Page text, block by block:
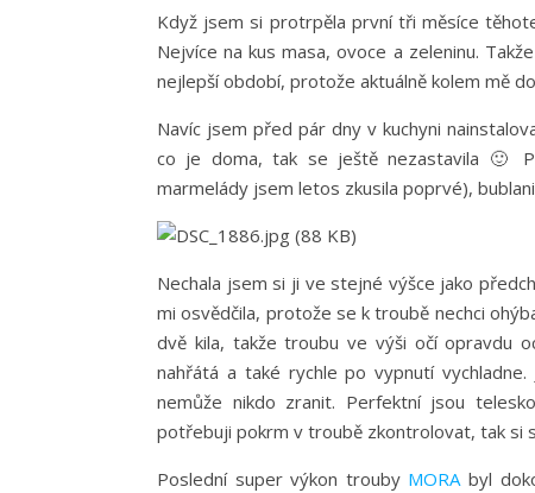
Když jsem si protrpěla první tři měsíce
Nejvíce na kus masa, ovoce a zeleninu.
nejlepší období, protože aktuálně kolem mě
Navíc jsem před pár dny v kuchyni
co je doma, tak se ještě nezastavila 🙂
marmelády jsem letos zkusila poprvé),
Nechala jsem si ji ve stejné výšce jako
mi osvědčila, protože se k troubě nechci
dvě kila, takže troubu ve výši očí opravdu
nahřátá a také rychle po vypnutí
nemůže nikdo zranit. Perfektní jsou
potřebuji pokrm v troubě zkontrolovat, tak si
Poslední super výkon trouby MORAbyl